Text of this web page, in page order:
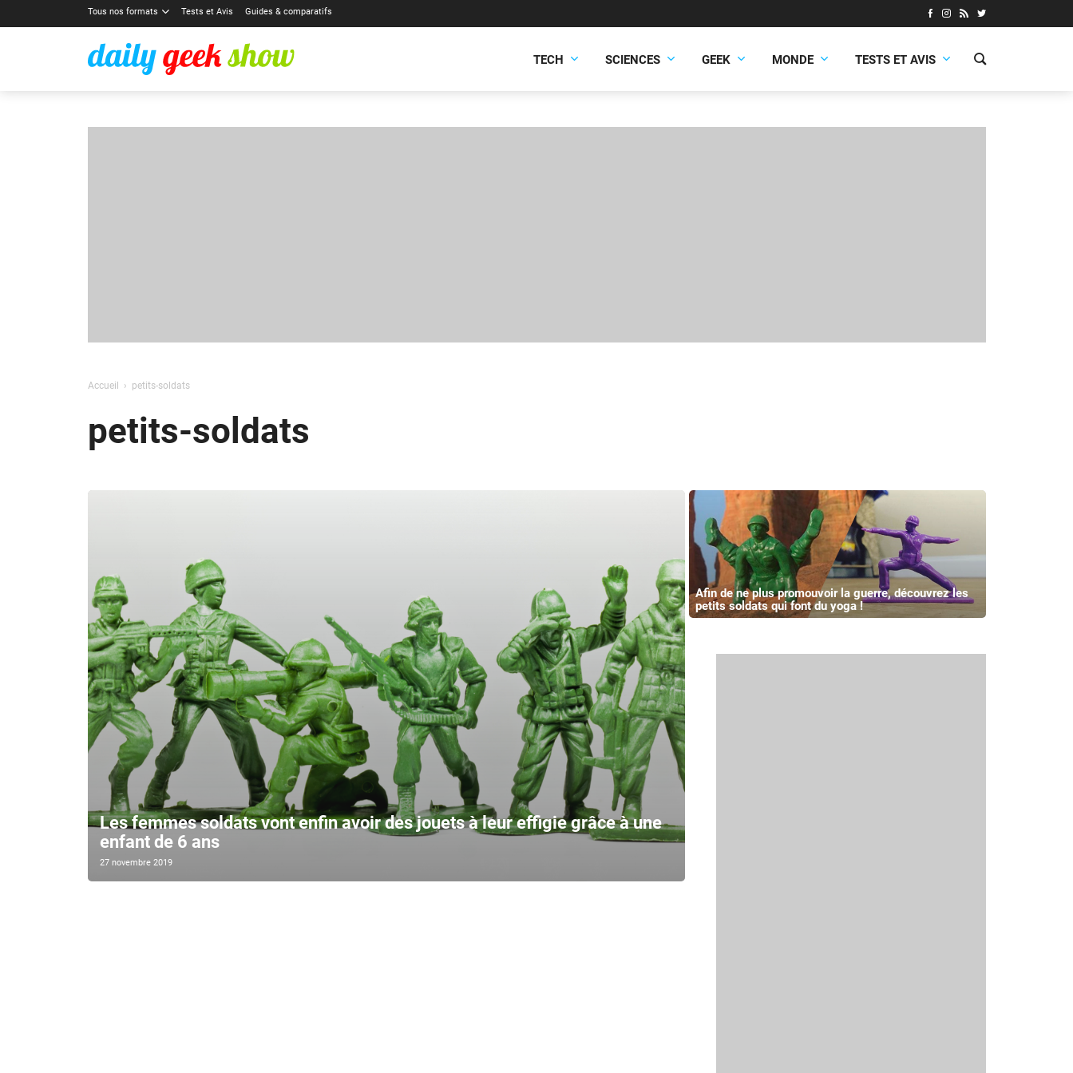
Tous nos formats Tests et Avis Guides & comparatifs
TECH SCIENCES GEEK MONDE TESTS ET AVIS
Accueil petits-soldats
petits-soldats
Les femmes soldats vont enfin avoir des jouets à leur effigie grâce à une
enfant de 6 ans
27 novembre 2019
Afin de ne plus promouvoir la guerre, découvrez les
petits soldats qui font du yoga !